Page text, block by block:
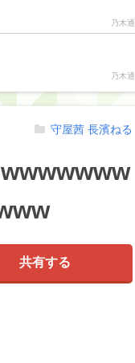
乃木通
乃木通
wwwwwww
守屋茜 長濱ねる
共有する